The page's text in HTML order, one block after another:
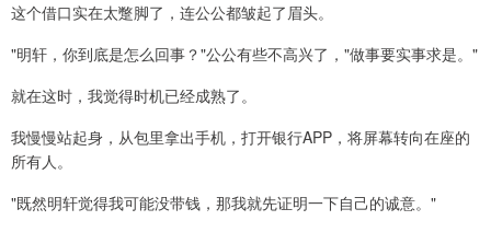
这个借口实在太蹩脚了，连公公都皱起了眉头。
"明轩，你到底是怎么回事？"公公有些不高兴了，"做事要实事求是。"
就在这时，我觉得时机已经成熟了。
我慢慢站起身，从包里拿出手机，打开银行APP，将屏幕转向在座的
所有人。
"既然明轩觉得我可能没带钱，那我就先证明一下自己的诚意。"